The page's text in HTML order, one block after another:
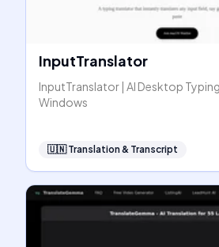
InputTranslator
InputTranslator | AI Desktop
Windows
🇺🇳 Translation & Transcript